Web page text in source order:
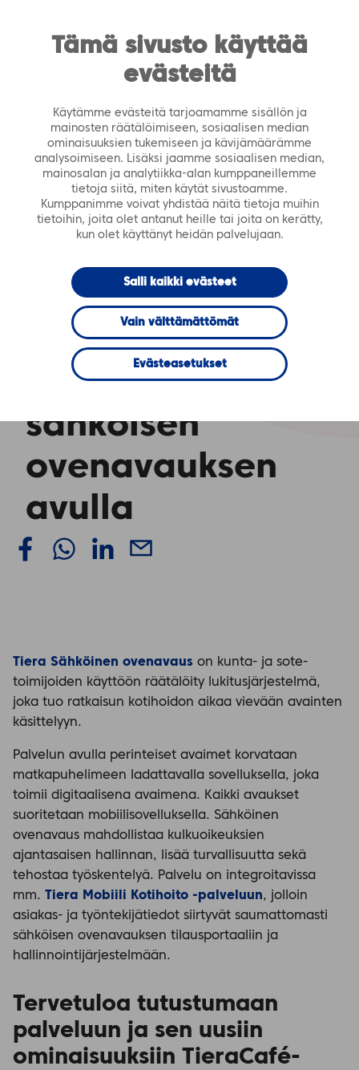
Tämä sivusto käyttää
evästeitä
Käytämme evästeitä tarjoamamme sisällön ja
mainosten räätälöimiseen, sosiaalisen median
ominaisuuksien tukemiseen ja kävijämäärämme
analysoimiseen. Lisäksi jaamme sosiaalisen median,
mainosalan ja analytiikka-alan kumppaneillemme
tietoja siitä, miten käytät sivustoamme.
Kumppanimme voivat yhdistää näitä tietoja muihin
tietoihin, joita olet antanut heille tai joita on kerätty,
kun olet käyttänyt heidän palvelujaan.
Salli kaikki evästeet
Vain välttämättömät
Evästeasetukset
https://tiera.fi/name FI SV
webinaari 8.9.2020 klo 9-10: Tehosta kotihoidon työtä
sähköisen ovenavauksen avulla
WEBINAARI
TieraCafé
webinaari
8.9.2020 klo 9-
10: Tehosta
kotihoidon työtä
sähköisen
ovenavauksen
avulla
Tiera Sähköinen ovenavaus on kunta- ja sote-
toimijoiden käyttöön räätälöity lukitusjärjestelmä,
joka tuo ratkaisun kotihoidon aikaa vievään avainten
käsittelyyn.
Palvelun avulla perinteiset avaimet korvataan
matkapuhelimeen ladattavalla sovelluksella, joka
toimii digitaalisena avaimena. Kaikki avaukset
suoritetaan mobiilisovelluksella. Sähköinen
ovenavaus mahdollistaa kulkuoikeuksien
ajantasaisen hallinnan, lisää turvallisuutta sekä
tehostaa työskentelyä. Palvelu on integroitavissa
mm. Tiera Mobiili Kotihoito -palveluun, jolloin
asiakas- ja työntekijätiedot siirtyvät saumattomasti
sähköisen ovenavauksen tilausportaaliin ja
hallinnointijärjestelmään.
Tervetuloa tutustumaan
palveluun ja sen uusiin
ominaisuuksiin TieraCafé-